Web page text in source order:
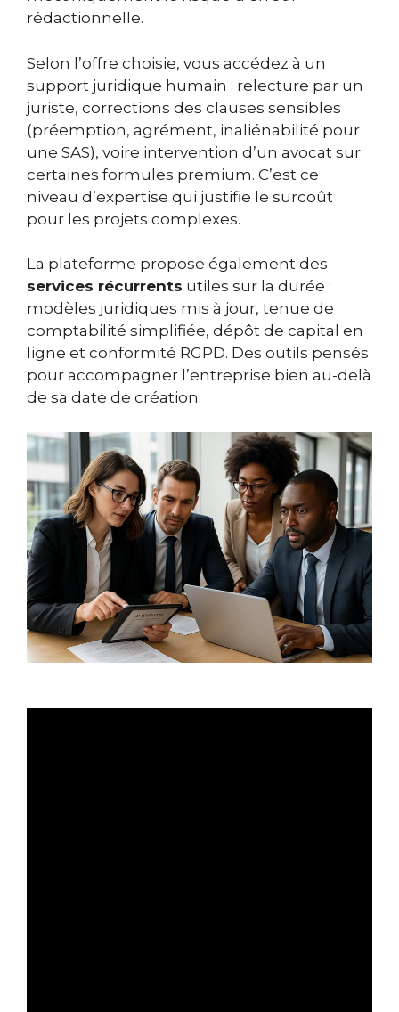
rédactionnelle.
Selon l’offre choisie, vous accédez à un
support juridique humain : relecture par un
juriste, corrections des clauses sensibles
(préemption, agrément, inaliénabilité pour
une SAS), voire intervention d’un avocat sur
certaines formules premium. C’est ce
niveau d’expertise qui justifie le surcoût
pour les projets complexes.
La plateforme propose également des
services récurrents utiles sur la durée :
modèles juridiques mis à jour, tenue de
comptabilité simplifiée, dépôt de capital en
ligne et conformité RGPD. Des outils pensés
pour accompagner l’entreprise bien au-delà
de sa date de création.